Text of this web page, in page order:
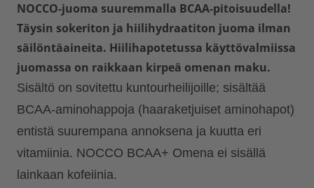
NOCCO-juoma suuremmalla BCAA-pitoisuudella!
Täysin sokeriton ja hiilihydraatiton juoma ilman
säilöntäaineita. Hiilihapotetussa käyttövalmiissa
juomassa on raikkaan kirpeä omenan maku.
Sisältö on sovitettu kuntourheilijoille; sisältää
BCAA-aminohappoja (haaraketjuiset aminohapot)
entistä suurempana annoksena ja kuutta eri
vitamiinia. NOCCO BCAA+ Omena ei sisällä
lainkaan kofeiinia.